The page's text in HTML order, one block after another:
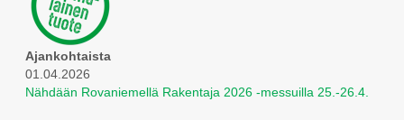
Ajankohtaista
01.04.2026
Nähdään Rovaniemellä Rakentaja 2026 -messuilla 25.-26.4.